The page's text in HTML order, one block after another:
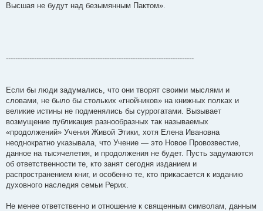
Высшая не будут над безымянным Пактом».
--------------------------------------------------------------------------------
Если бы люди задумались, что они творят своими мыслями и
словами, не было бы стольких «гнойников» на книжных полках и
великие истины не подменялись бы суррогатами. Вызывает
возмущение публикация разнообразных так называемых
«продолжений» Учения Живой Этики, хотя Елена Ивановна
неоднократно указывала, что Учение — это Новое Провозвестие,
данное на тысячелетия, и продолжения не будет. Пусть задумаются
об ответственности те, кто занят сегодня изданием и
распространением книг, и особенно те, кто прикасается к изданию
духовного наследия семьи Рерих.
Не менее ответственно и отношение к священным символам, данным